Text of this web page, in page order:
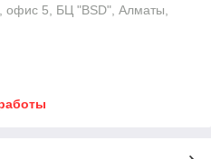
офис 5, БЦ "BSD", Алматы,